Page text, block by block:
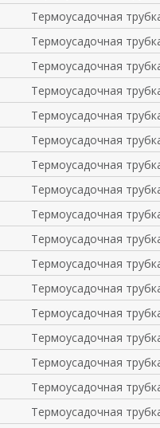
Термоусадочная
Термоусадочная
Термоусадочная
Термоусадочная
Термоусадочная
Термоусадочная
Термоусадочная
Термоусадочная
Термоусадочная
Термоусадочная
Термоусадочная
Термоусадочная
Термоусадочная
Термоусадочная
Термоусадочная
Термоусадочная
Термоусадочная